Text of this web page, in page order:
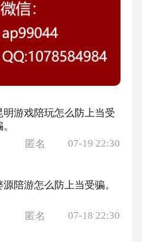
明游戏陪玩怎么防上当受
匿名
07-19 22:30
源陪游怎么防上当受骗。
匿名 07-18 22:30